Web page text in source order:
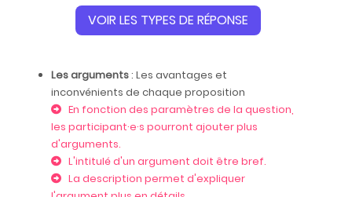
VOIR LES TYPES DE RÉPONSE
Les arguments: Les avantages et
inconvénients de chaque proposition
En fonction des paramètres de la question,
les participant·e·s pourront ajouter plus
d'arguments.
L'intitulé d'un argument doit être bref.
La description permet d'expliquer